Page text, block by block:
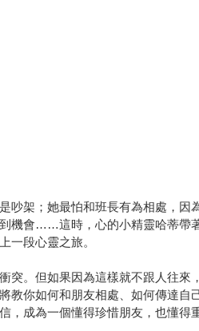
架；她最怕和班長有為相處，因
機會……這時，心的小精靈哈蒂帶
一段心靈之旅。
。但如果因為這樣就不跟人往來
你如何和朋友相處、如何傳達自
成為一個懂得珍惜朋友，也懂得